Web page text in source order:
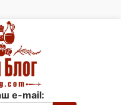
e-mail: